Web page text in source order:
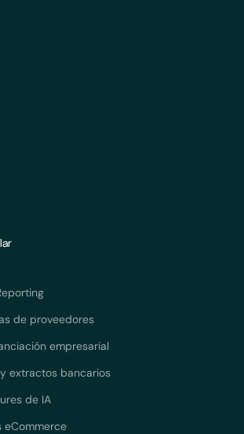
de proveedores
empresarial
extractos bancarios
de IA
eCommerce